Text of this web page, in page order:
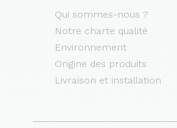
Qui sommes-nous ?
Notre charte qualité
Environnement
Origine des produits
Livraison et installation